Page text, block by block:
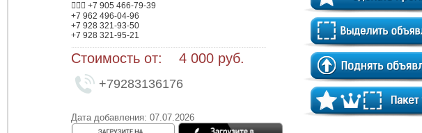
👉🏼😜 +7 905 466-79-39
+7 962 496-04-96
+7 928 321-93-50
+7 928 321-95-21
Стоимость от: 4 000 руб.
+79283136176
Дата добавления: 07.07.2026